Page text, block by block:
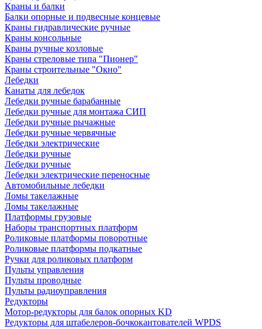
Краны и балки
Балки опорные и подвесные концевые
Краны гидравлические ручные
Краны консольные
Краны ручные козловые
Краны стреловые типа "Пионер"
Краны строительные "Окно"
Лебедки
Канаты для лебедок
Лебедки ручные барабанные
Лебедки ручные для монтажа СИП
Лебедки ручные рычажные
Лебедки ручные червячные
Лебедки электрические
Лебедки ручные
Лебедки ручные
Лебедки электрические переносные
Автомобильные лебедки
Ломы такелажные
Ломы такелажные
Платформы грузовые
Наборы транспортных платформ
Роликовые платформы поворотные
Роликовые платформы подкатные
Ручки для роликовых платформ
Пульты управления
Пульты проводные
Пульты радиоуправления
Редукторы
Мотор-редукторы для балок опорных KD
Редукторы для штабелеров-бочкокантователей WPDS